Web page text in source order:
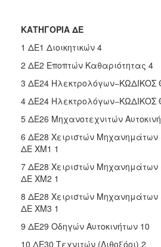
ΚΑΤΗΓΟΡΙΑ ΔΕ
1 ΔΕ1 Διοικητικών 4
2 ΔΕ2 Εποπτών Καθαριότητας 4
3 ΔΕ24 Ηλεκτρολόγων−ΚΩΔΙΚΟΣ
4 ΔΕ24 Ηλεκτρολόγων−ΚΩΔΙΚΟΣ
5 ΔΕ26 Μηχανοτεχνιτών
6 ΔΕ28 Χειριστών
ΔΕ ΧΜ1 1
7 ΔΕ28 Χειριστών
ΔΕ ΧΜ2 1
8 ΔΕ28 Χειριστών
ΔΕ ΧΜ3 1
9 ΔΕ29 Οδηγών Αυτοκινήτων 10
10 ΔΕ30 Τεχνιτών (Λιθοξόοι) 2